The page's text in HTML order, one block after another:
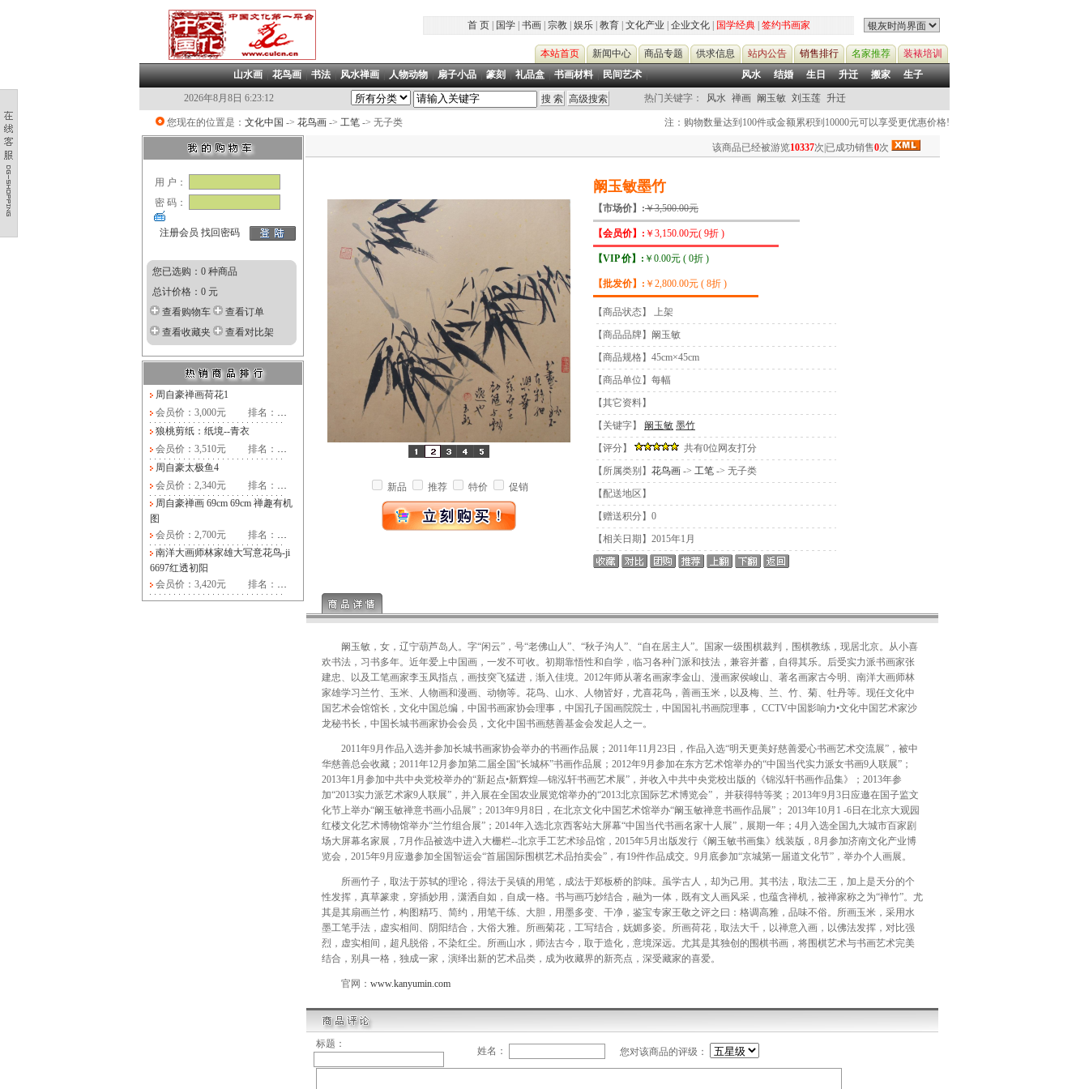
首 页| 国学| 书画| 宗教| 娱乐| 教育| 文化产业 企业文化| 国学经典| 签约书画家
本站首页 新闻中心 商品专题 供求信息 站内公告 销售排行 名家推荐
装裱培训
山水画|花鸟画|书法|风水禅画|人物动物|扇子小品|篆刻 |礼品盒|书画材料|民间艺术| 风水 结婚 生日 升迁 搬家 生子
2026年8月8日 6:23:12 热门关键字： 风水 禅画 阚玉敏 刘玉莲 升迁
您现在的位置是： 文化中国 -> 花鸟画 -> 工笔 -> 无子类 注：购物数量达到100件或金额累积到10000元可以享受更优惠价格!
用 户：
密 码：
注册会员 找回密码
您已选购：0 种商品
总计价格：0 元
查看购物车
查看订单
查看收藏夹
查看对比架
周自豪禅画荷花1
会员价：3,000元
排名： …
狼桃剪纸：纸境--青衣
会员价：3,510元
排名： …
周自豪太极鱼4
会员价：2,340元
排名： …
周自豪禅画 69cm 69cm 禅趣有机
图
会员价：2,700元
排名： …
南洋大画师林家雄大写意花鸟-ji
6697红透初阳
会员价：3,420元
排名： …
该商品已经被游览10337次|已成功销售0次
新品 推荐 特价 促销
阚玉敏墨竹
【市场价】:￥3,500.00元
【会员价】: ￥3,150.00元( 9折 )
【VIP 价】: ￥0.00元 ( 0折 )
【批发价】: ￥2,800.00元 ( 8折 )
【商品状态】 上架
【商品品牌】阚玉敏
【商品规格】45cm×45cm
【商品单位】每幅
【其它资料】
【关键字】 阚玉敏 墨竹
【评分】
共有0位网友打分
【所属类别】 花鸟画 -> 工笔 -> 无子类
【配送地区】
【赠送积分】0
【相关日期】2015年1月
阚玉敏，女，辽宁葫芦岛人。字“闲云”，号“老佛山人”、“秋子沟人”、“自在居主人”。国家一级围棋裁判，围棋教练，现居北京。从小喜
欢书法，习书多年。近年爱上中国画，一发不可收。初期靠悟性和自学，临习各种门派和技法，兼容并蓄，自得其乐。后受实力派书画家张
建忠、以及工笔画家李玉凤指点，画技突飞猛进，渐入佳境。2012年师从著名画家李金山、漫画家侯峻山、著名画家古今明、南洋大画师林
家雄学习兰竹、玉米、人物画和漫画、动物等。花鸟、山水、人物皆好，尤喜花鸟，善画玉米，以及梅、兰、竹、菊、牡丹等。现任文化中
国艺术会馆馆长，文化中国总编，中国书画家协会理事，中国孔子国画院院士，中国国礼书画院理事， CCTV中国影响力•文化中国艺术家沙
龙秘书长，中国长城书画家协会会员，文化中国书画慈善基金会发起人之一。
2011年9月作品入选并参加长城书画家协会举办的书画作品展；2011年11月23日，作品入选“明天更美好慈善爱心书画艺术交流展”，被中
华慈善总会收藏；2011年12月参加第二届全国“长城杯”书画作品展；2012年9月参加在东方艺术馆举办的“中国当代实力派女书画9人联展”；
2013年1月参加中共中央党校举办的“新起点•新辉煌—锦泓轩书画艺术展”，并收入中共中央党校出版的《锦泓轩书画作品集》；2013年参
加“2013实力派艺术家9人联展”，并入展在全国农业展览馆举办的“2013北京国际艺术博览会”， 并获得特等奖；2013年9月3日应邀在国子监文
化节上举办“阚玉敏禅意书画小品展”；2013年9月8日，在北京文化中国艺术馆举办“阚玉敏禅意书画作品展”； 2013年10月1 -6日在北京大观园
红楼文化艺术博物馆举办“兰竹组合展”；2014年入选北京西客站大屏幕“中国当代书画名家十人展”，展期一年；4月入选全国九大城市百家剧
场大屏幕名家展，7月作品被选中进入大栅栏--北京手工艺术珍品馆，2015年5月出版发行《阚玉敏书画集》线装版，8月参加济南文化产业博
览会，2015年9月应邀参加全国智运会“首届国际围棋艺术品拍卖会”，有19件作品成交。9月底参加“京城第一届道文化节”，举办个人画展。
所画竹子，取法于苏轼的理论，得法于吴镇的用笔，成法于郑板桥的韵味。虽学古人，却为己用。其书法，取法二王，加上是天分的个
性发挥，真草篆隶，穿插妙用，潇洒自如，自成一格。书与画巧妙结合，融为一体，既有文人画风采，也蕴含禅机，被禅家称之为“禅竹”。尤
其是其扇画兰竹，构图精巧、简约，用笔干练、大胆，用墨多变、干净，鉴宝专家王敬之评之曰：格调高雅，品味不俗。所画玉米，采用水
墨工笔手法，虚实相间、阴阳结合，大俗大雅。所画菊花，工写结合，妩媚多姿。所画荷花，取法大千，以禅意入画，以佛法发挥，对比强
烈，虚实相间，超凡脱俗，不染红尘。所画山水，师法古今，取于造化，意境深远。尤其是其独创的围棋书画，将围棋艺术与书画艺术完美
结合，别具一格，独成一家，演绎出新的艺术品类，成为收藏界的新亮点，深受藏家的喜爱。
官网： www.kanyumin.com
标题：
姓名： 您对该商品的评级：